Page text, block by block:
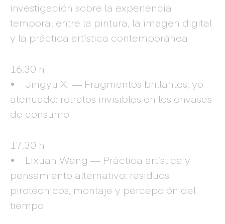
investigación sobre la experiencia
temporal entre la pintura, la imagen digital
y la práctica artística contemporánea
16.30 h
• Jingyu Xi — Fragmentos brillantes, yo
atenuado: retratos invisibles en los envases
de consumo
17.30 h
• Lixuan Wang — Práctica artística y
pensamiento alternativo: residuos
pirotécnicos, montaje y percepción del
tiempo